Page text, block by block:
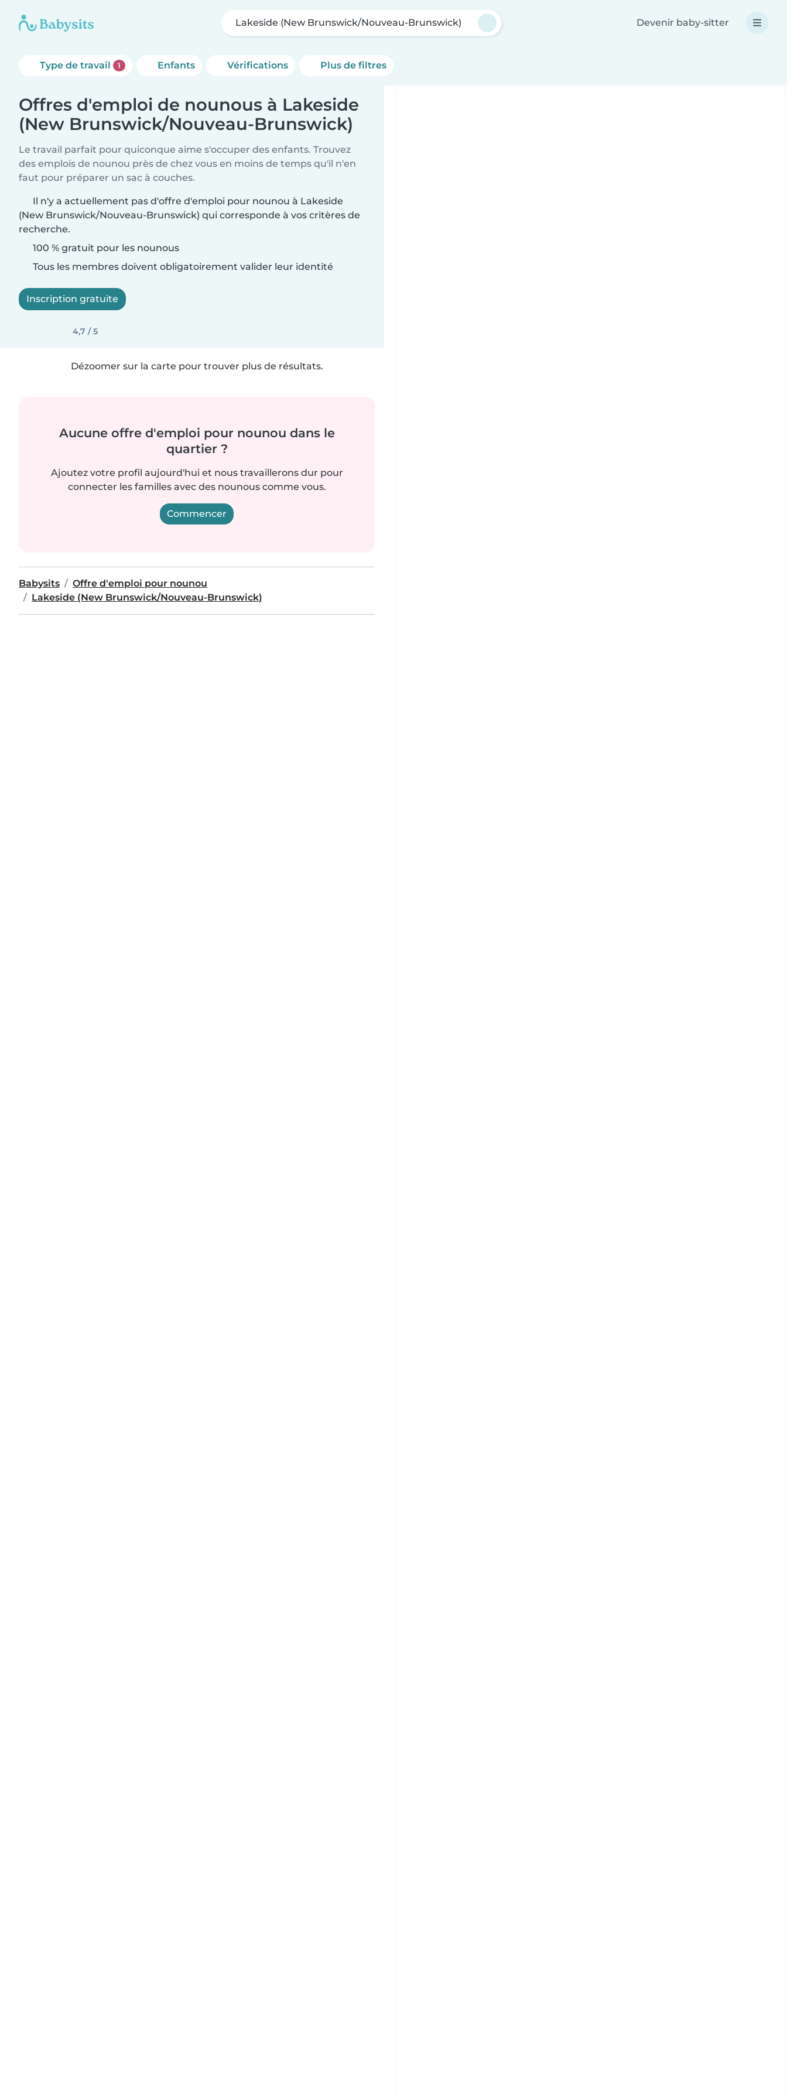
Lakeside (New Brunswick/Nouveau-Brunswick) Devenir baby-sitter
Type de travail 1 Enfants Vérifications Plus de filtres
Offres d'emploi de nounous à Lakeside
(New Brunswick/Nouveau-Brunswick)
Le travail parfait pour quiconque aime s'occuper des enfants. Trouvez
des emplois de nounou près de chez vous en moins de temps qu'il n'en
faut pour préparer un sac à couches.
Il n'y a actuellement pas d'offre d'emploi pour nounou à Lakeside
(New Brunswick/Nouveau-Brunswick) qui corresponde à vos critères de
recherche.
100 % gratuit pour les nounous
Tous les membres doivent obligatoirement valider leur identité
Inscription gratuite
4,7 / 5
Dézoomer sur la carte pour trouver plus de résultats.
Aucune offre d'emploi pour nounou dans le
quartier ?
Ajoutez votre profil aujourd'hui et nous travaillerons dur pour
connecter les familles avec des nounous comme vous.
Commencer
Babysits
Offre d'emploi pour nounou
Lakeside (New Brunswick/Nouveau-Brunswick)